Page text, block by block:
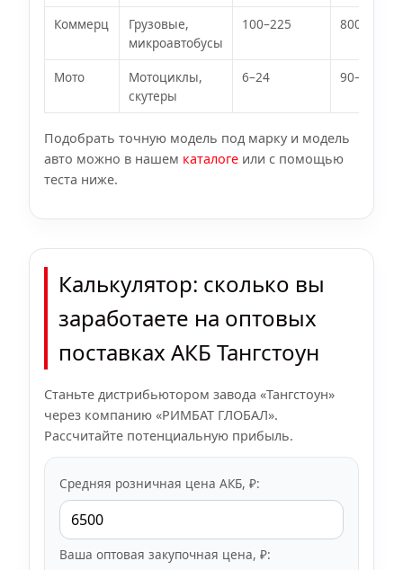
Коммерц
Грузовые,
микроавтобусы
100–225 800–1300
Мото
Мотоциклы,
скутеры
6–24 90–350
Подобрать точную модель под марку и модель
авто можно в нашем каталоге или с помощью
теста ниже.
Калькулятор: сколько вы
заработаете на оптовых
поставках АКБ Тангстоун
Станьте дистрибьютором завода «Тангстоун»
через компанию «РИМБАТ ГЛОБАЛ».
Рассчитайте потенциальную прибыль.
Средняя розничная цена АКБ, ₽:
Ваша оптовая закупочная цена, ₽: